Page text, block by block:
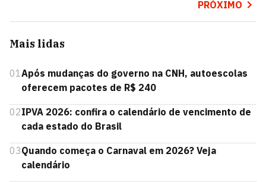
PRÓXIMO
Mais lidas
01Após mudanças do governo na CNH, autoescolas
oferecem pacotes de R$ 240
02IPVA 2026: confira o calendário de vencimento de
cada estado do Brasil
03Quando começa o Carnaval em 2026? Veja
calendário